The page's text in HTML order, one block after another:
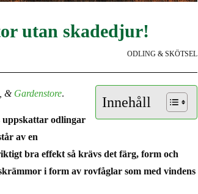
utan skadedjur!
ODLING & SKÖTSEL
Innehåll
, & Gardenstore.
uppskattar odlingar
av en
bra effekt så krävs det färg, form och
i form av rovfåglar som med vindens